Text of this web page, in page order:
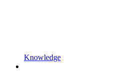
Knowledge